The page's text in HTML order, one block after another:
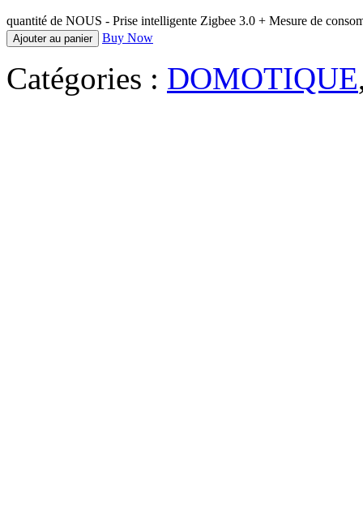
quantité de NOUS - Prise intelligente Zigbee 3.0 + Mesure de
Ajouter au panier Buy Now
Catégories : DOMOTIQUE